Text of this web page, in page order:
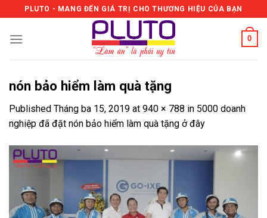
to
content
PLUTO - MANG ĐẾN GIÁ TRỊ CHO THƯƠNG HIỆU CỦA BẠN
0
nón bảo hiểm làm quà tặng
Published Tháng ba 15, 2019 at 940 × 788 in 5000 doanh
nghiệp đã đặt nón bảo hiểm làm quà tặng ở đây